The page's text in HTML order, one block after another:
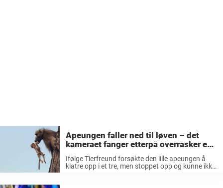
Apeungen faller ned til løven – det
kameraet fanger etterpå overrasker en
Ifølge Tierfreund forsøkte den lille apeungen å
klatre opp i et tre, men stoppet opp og kunne ikke